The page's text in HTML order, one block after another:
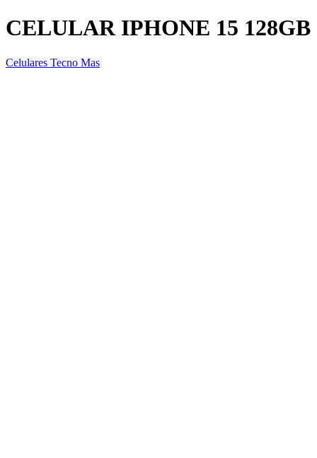
CELULAR IPHONE 15 128GB
Celulares Tecno Mas